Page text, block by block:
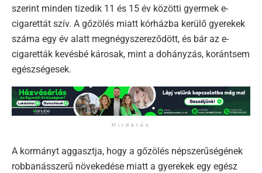
szerint minden tizedik 11 és 15 év közötti gyermek e-
cigarettát szív. A gőzölés miatt kórházba kerülő gyerekek
száma egy év alatt megnégyszereződött, és bár az e-
cigaretták kevésbé károsak, mint a dohányzás, korántsem
egészségesek.
Hirdetés
A kormányt aggasztja, hogy a gőzölés népszerűségének
robbanásszerű növekedése miatt a gyerekek egy egész